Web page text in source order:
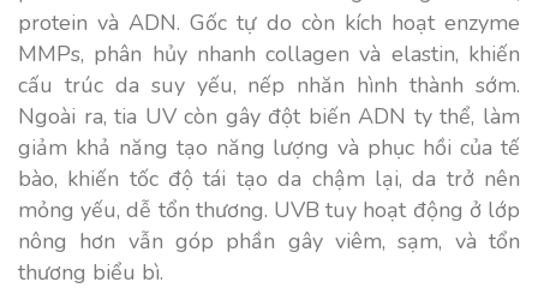
protein và ADN. Gốc tự do còn kích hoạt enzyme
MMPs, phân hủy nhanh collagen và elastin, khiến
cấu trúc da suy yếu, nếp nhăn hình thành sớm.
Ngoài ra, tia UV còn gây đột biến ADN ty thể, làm
giảm khả năng tạo năng lượng và phục hồi của tế
bào, khiến tốc độ tái tạo da chậm lại, da trở nên
mỏng yếu, dễ tổn thương. UVB tuy hoạt động ở lớp
nông hơn vẫn góp phần gây viêm, sạm, và tổn
thương biểu bì.